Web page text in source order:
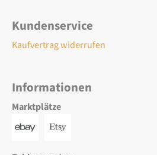
Kundenservice
Kaufvertrag widerrufen
Informationen
Marktplätze